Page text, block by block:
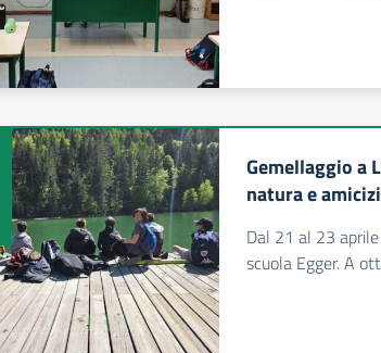
Gemellaggio a
natura e
Dal 21 al 23
scuola Egger. A